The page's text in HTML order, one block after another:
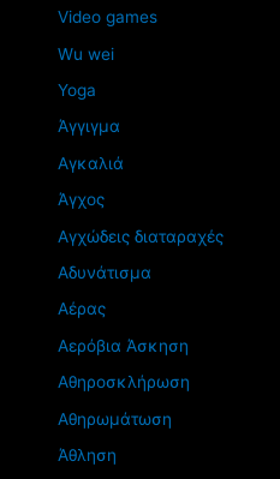
Video games
Wu wei
Yoga
Άγγιγμα
Αγκαλιά
Άγχος
Αγχώδεις διαταραχές
Αδυνάτισμα
Αέρας
Αερόβια Άσκηση
Αθηροσκλήρωση
Αθηρωμάτωση
Άθληση